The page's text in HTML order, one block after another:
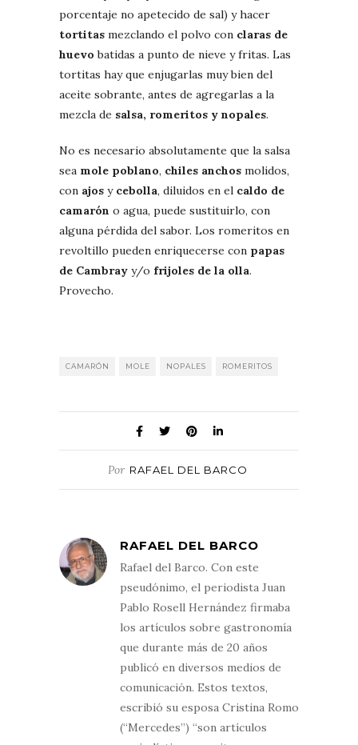
porcentaje no apetecido de sal) y hacer
tortitas mezclando el polvo con claras de
huevo batidas a punto de nieve y fritas. Las
tortitas hay que enjugarlas muy bien del
aceite sobrante, antes de agregarlas a la
mezcla de salsa, romeritos y nopales.
No es necesario absolutamente que la salsa
sea mole poblano, chiles anchos molidos,
con ajos y cebolla, diluidos en el caldo de
camarón o agua, puede sustituirlo, con
alguna pérdida del sabor. Los romeritos en
revoltillo pueden enriquecerse con papas
de Cambray y/o frijoles de la olla.
Provecho.
CAMARÓN MOLE NOPALES ROMERITOS
Por RAFAEL DEL BARCO
RAFAEL DEL BARCO
Rafael del Barco. Con este
pseudónimo, el periodista Juan
Pablo Rosell Hernández firmaba
los artículos sobre gastronomía
que durante más de 20 años
publicó en diversos medios de
comunicación. Estos textos,
escribió su esposa Cristina Romo
(“Mercedes”) “son artículos